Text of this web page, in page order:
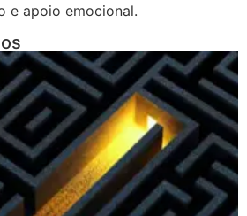
e apoio emocional.